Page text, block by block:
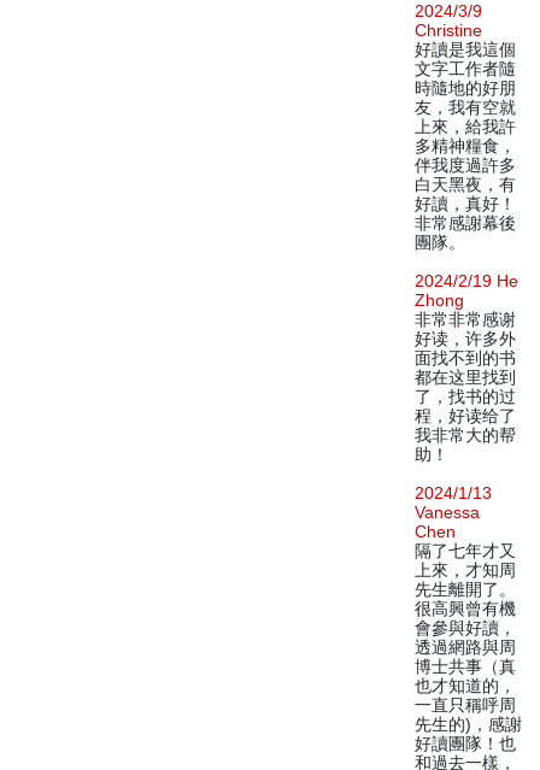
2024/3/9
Christine
好讀是我這個
文字工作者隨
時隨地的好朋
友，我有空就
上來，給我許
多精神糧食，
伴我度過許多
白天黑夜，有
好讀，真好！
非常感謝幕後
團隊。
2024/2/19 He
Zhong
非常非常感谢
好读，许多外
面找不到的书
都在这里找到
了，找书的过
程，好读给了
我非常大的帮
助！
2024/1/13
Vanessa
Chen
隔了七年才又
上來，才知周
先生離開了。
很高興曾有機
會參與好讀，
透過網路與周
博士共事（真
也才知道的，
一直只稱呼周
先生的)，感謝
好讀團隊！也
和過去一樣，